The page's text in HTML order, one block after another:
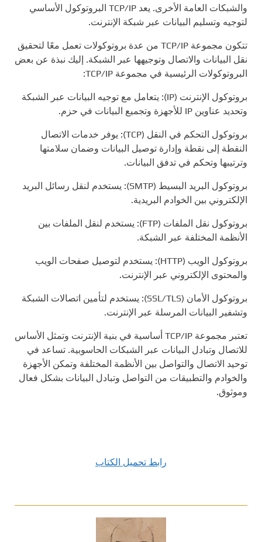
والشبكات العامة الأخرى. يعد TCP/IP البروتوكول الأساسي
لتوجيه وتسليم البيانات عبر شبكة الإنترنت.
تتكون مجموعة TCP/IP من عدة بروتوكولات تعمل معًا لتحقيق
نقل البيانات والاتصال وتوجيهها عبر الشبكة. إليك نبذة عن بعض
البروتوكولات الرئيسية في مجموعة TCP/IP:
بروتوكول الإنترنت (IP): يتعامل مع توجيه البيانات عبر الشبكة
وتحديد عناوين IP للأجهزة وتجميع البيانات في حزم.
بروتوكول التحكم في النقل (TCP): يوفر خدمات الاتصال
النقطة إلى نقطة وإدارة توصيل البيانات وضمان سلامتها
وترتيبها وتحكم في تدفق البيانات.
بروتوكول البريد البسيط (SMTP): يستخدم لنقل رسائل البريد
الإلكتروني بين الخوادم البريدية.
بروتوكول نقل الملفات (FTP): يستخدم لنقل الملفات بين
الأنظمة المختلفة عبر الشبكة.
بروتوكول الويب (HTTP): يستخدم لتوصيل صفحات الويب
والمحتوى الإلكتروني عبر الإنترنت.
بروتوكول الأمان (SSL/TLS): يستخدم لتأمين اتصالات الشبكة
وتشفير البيانات المرسلة عبر الإنترنت.
تعتبر مجموعة TCP/IP أساسية في بنية الإنترنت وتمثل الأساس
للاتصال وتبادل البيانات عبر الشبكات الحاسوبية. تساعد في
توحيد الاتصال والتواصل بين الأنظمة المختلفة وتمكن الأجهزة
والخوادم والتطبيقات من التواصل وتبادل البيانات بشكل فعال
وموثوق.
رابط تحميل الكتاب